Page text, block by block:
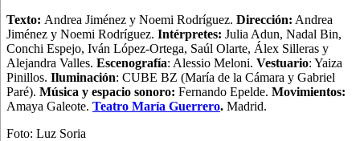
Texto: Andrea Jiménez y Noemi Rodríguez. Dirección: Andrea
Jiménez y Noemi Rodríguez. Intérpretes: Julia Adun, Nadal Bin,
Conchi Espejo, Iván López-Ortega, Saúl Olarte, Álex Silleras y
Alejandra Valles. Escenografía: Alessio Meloni. Vestuario: Yaiza
Pinillos. Iluminación: CUBE BZ (María de la Cámara y Gabriel
Paré). Música y espacio sonoro: Fernando Epelde. Movimientos:
Amaya Galeote. Teatro María Guerrero. Madrid.
Foto: Luz Soria